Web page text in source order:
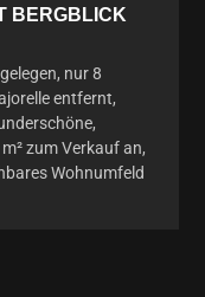
BERGBLICK
nur 8
entfernt,
zum Verkauf an,
Wohnumfeld